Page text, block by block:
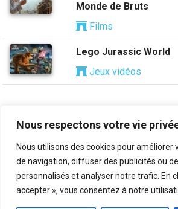
Nous respectons votre vie
Nous utilisons des cookies pour améliorer
de navigation, diffuser des publicités ou
personnalisés et analyser notre trafic. En
accepter », vous consentez à notre
Monde de Bruts
Films
Lego Jurassic World
Jeux vidéos
A propos|Mentions légales|
d’utilisation|Flux RSS| Nos
Suggestion de